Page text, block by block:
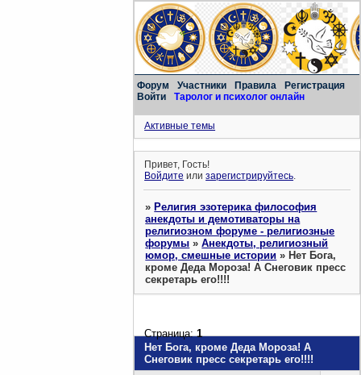
Форум Участники Правила
Регистрация
Войти
Таролог и психолог онлайн
Активные темы
Привет, Гость!
Войдите илизарегистрируйтесь.
»Религия эзотерика философия
анекдоты и демотиваторы на
религиозном форуме - религиозные
форумы »Анекдоты, религиозный
юмор, смешные истории »Нет Бога,
кроме Деда Мороза! А Снеговик пресс
секретарь его!!!!
Нет Бога, кроме Деда Мороза! А
Снеговик пресс секретарь его!!!!
Страница:1